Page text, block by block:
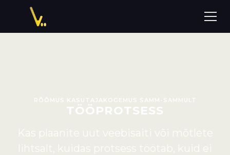
RÕÕMUS KASUTAJAKOGEMUS SAMM-SAMMULT
TÖÖPROTSESS
Kas plaanite uut veebisaiti või mõtlete
lihtsalt, kuidas protsess töötab, kuid ei